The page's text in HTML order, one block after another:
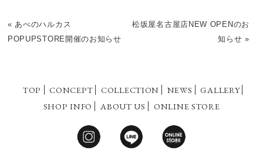
« あべのハルカス
POPUPSTORE開催のお知らせ
松坂屋名古屋店NEW OPENのお
知らせ »
TOP CONCEPT COLLECTION NEWS
GALLERY
SHOP INFO
ABOUT US ONLINE STORE